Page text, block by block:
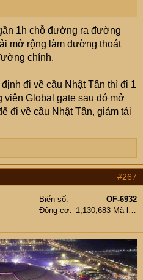
1h chỗ đường ra đường
mở rộng làm đường thoát
chính.
đi về cầu Nhật Tân thì đi 1
viên Global gate sau đó mở
đi về cầu Nhật Tân, giảm tải
#267
Biển số
OF-6932
Động cơ
1,130,683 Mã lực